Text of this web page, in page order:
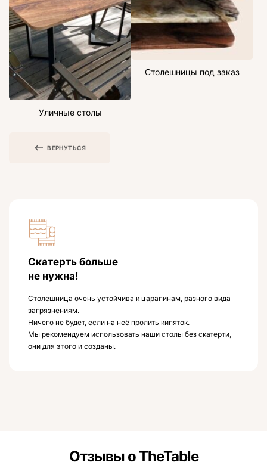
Уличные столы
Столешницы под заказ
ВЕРНУТЬСЯ
Скатерть больше
не нужна!
Столешница очень устойчива к царапинам, разного вида
загрязнениям.
Ничего не будет, если на неё пролить кипяток.
Мы рекомендуем использовать наши столы без скатерти,
они для этого и созданы.
Отзывы о TheTable